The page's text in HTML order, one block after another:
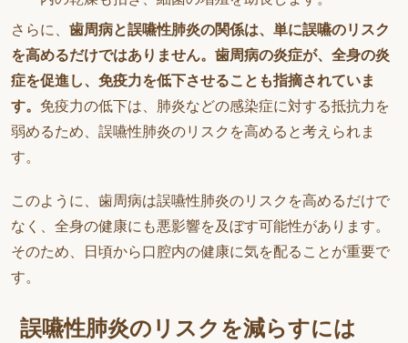
さらに、 歯周病と誤嚥性肺炎の関係は、単に誤嚥のリスク
を高めるだけではありません。歯周病の炎症が、全身の炎
症を促進し、免疫力を低下させることも指摘されていま
す。 免疫力の低下は、肺炎などの感染症に対する抵抗力を
弱めるため、誤嚥性肺炎のリスクを高めると考えられま
す。
このように、歯周病は誤嚥性肺炎のリスクを高めるだけで
なく、全身の健康にも悪影響を及ぼす可能性があります。
そのため、日頃から口腔内の健康に気を配ることが重要で
す。
誤嚥性肺炎のリスクを減らすには